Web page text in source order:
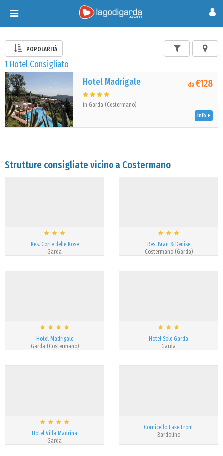
Toggle
navigation
POPOLARITÀ
1 Hotel Consigliato
Hotel Madrigale
in Garda (Costermano)
da€128
Info
Strutture consigliate vicino a Costermano
Res. Corte delle Rose
Garda
Res. Bran & Denise
Costermano (Garda)
Hotel Madrigale
Garda (Costermano)
Hotel Sole Garda
Garda
Hotel Villa Madrina
Garda
Cornicello Lake Front
Bardolino